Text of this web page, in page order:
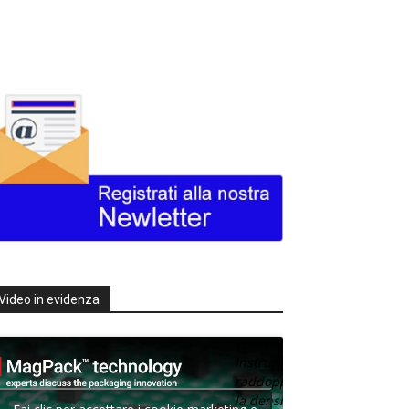
in evidenza
Texas
raddoppia
la densità